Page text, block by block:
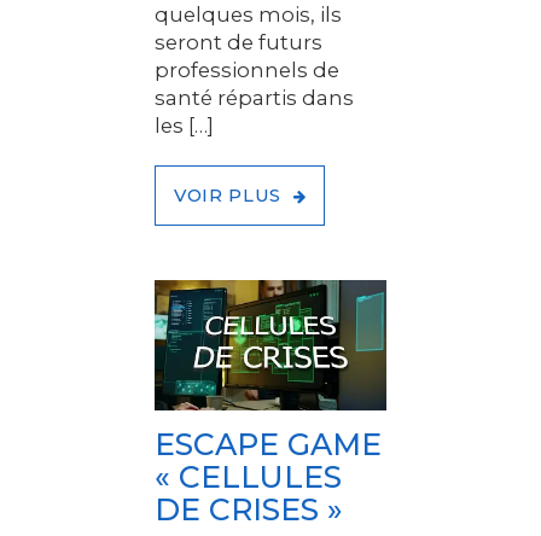
quelques mois, ils
seront de futurs
professionnels de
santé répartis dans
les […]
VOIR PLUS
ESCAPE GAME
« CELLULES
DE CRISES »